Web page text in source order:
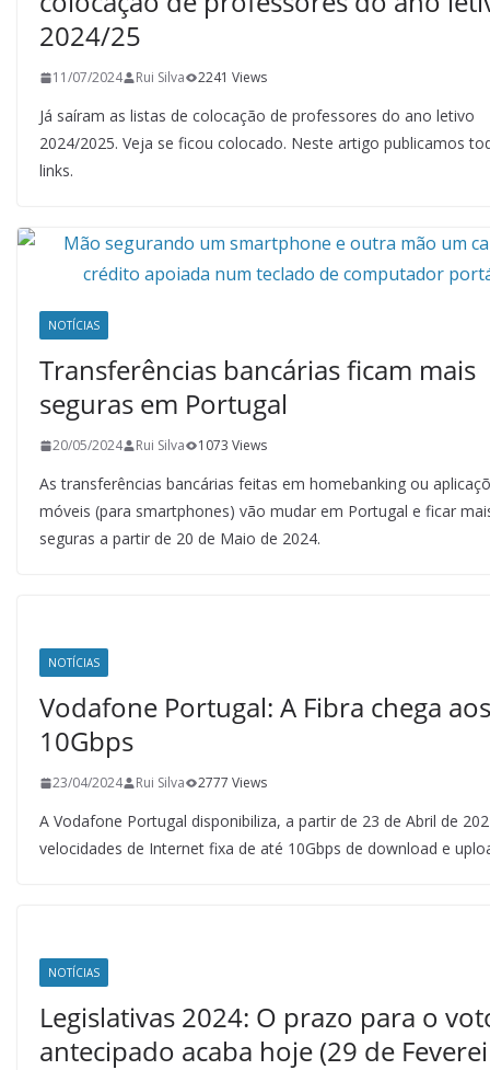
2024/25
11/07/2024 Rui Silva 2241 Views
Já saíram as listas de colocação de professores do ano letivo
2024/2025. Veja se ficou colocado. Neste artigo publicamos
links.
NOTÍCIAS
Transferências bancárias ficam mais
seguras em Portugal
20/05/2024 Rui Silva 1073 Views
As transferências bancárias feitas em homebanking ou
móveis (para smartphones) vão mudar em Portugal e ficar
seguras a partir de 20 de Maio de 2024.
NOTÍCIAS
Vodafone Portugal: A Fibra chega aos
10Gbps
23/04/2024 Rui Silva 2777 Views
A Vodafone Portugal disponibiliza, a partir de 23 de Abril de
velocidades de Internet fixa de até 10Gbps de download e
NOTÍCIAS
Legislativas 2024: O prazo para o
antecipado acaba hoje (29 de